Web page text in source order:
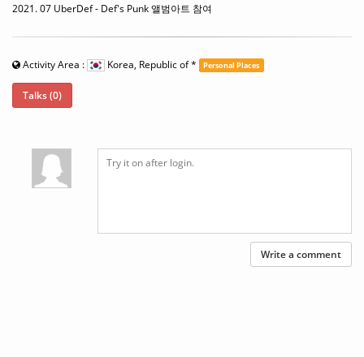
2021. 07 UberDef - Def's Punk 앨범아트 참여
Activity Area : Korea, Republic of* Personal Places
Talks (0)
Write a comment